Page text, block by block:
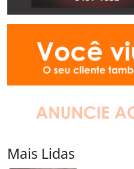
Mais Lidas